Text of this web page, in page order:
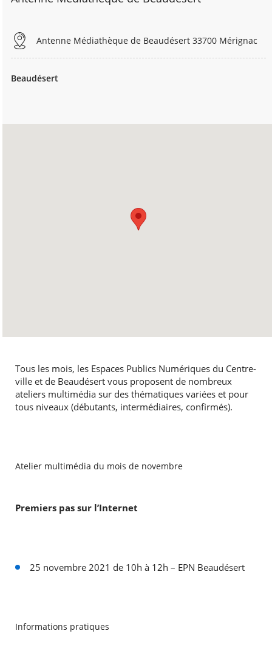
Antenne Médiathèque de Beaudésert 33700 Mérignac
Beaudésert
Tous les mois, les Espaces Publics Numériques du Centre-
ville et de Beaudésert vous proposent de nombreux
ateliers multimédia sur des thématiques variées et pour
tous niveaux (débutants, intermédiaires, confirmés).
Atelier multimédia du mois de novembre
Premiers pas sur l’Internet
25 novembre 2021 de 10h à 12h – EPN Beaudésert
Informations pratiques